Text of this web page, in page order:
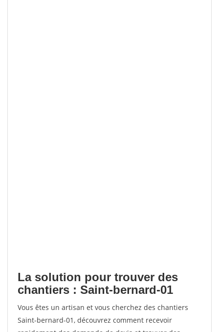
La solution pour trouver des
chantiers : Saint-bernard-01
Vous êtes un artisan et vous cherchez des chantiers
Saint-bernard-01, découvrez comment recevoir